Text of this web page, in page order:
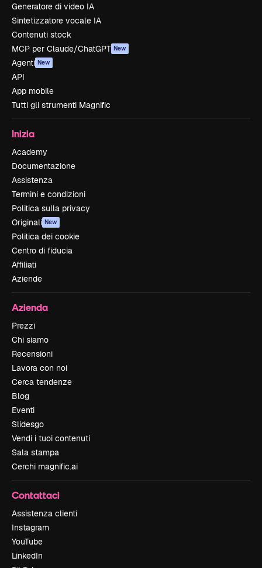
Generatore di video IA
Sintetizzatore vocale IA
Contenuti stock
MCP per Claude/ChatGPT New
Agenti New
API
App mobile
Tutti gli strumenti Magnific
Inizia
Academy
Documentazione
Assistenza
Termini e condizioni
Politica sulla privacy
Originali New
Politica dei cookie
Centro di fiducia
Affiliati
Aziende
Azienda
Prezzi
Chi siamo
Recensioni
Lavora con noi
Cerca tendenze
Blog
Eventi
Slidesgo
Vendi i tuoi contenuti
Sala stampa
Cerchi magnific.ai
Contattaci
Assistenza clienti
Instagram
YouTube
LinkedIn